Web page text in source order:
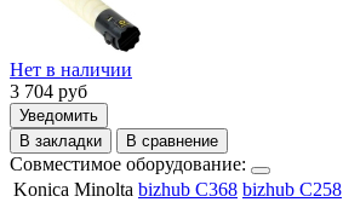
Нет в наличии
3 704 руб
Уведомить
В закладки
В сравнение
Совместимое оборудование:
Konica Minolta bizhub C368 bizhub C258